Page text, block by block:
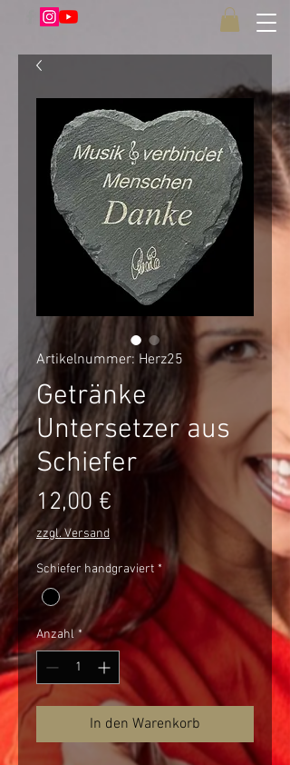
Artikelnummer: Herz25
Getränke
Untersetzer aus
Schiefer
12,00 €
zzgl. Versand
Schiefer handgraviert *
Anzahl *
In den Warenkorb